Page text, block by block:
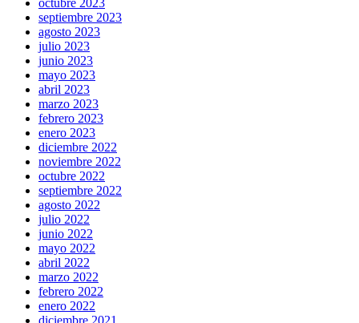
octubre 2023
septiembre 2023
agosto 2023
julio 2023
junio 2023
mayo 2023
abril 2023
marzo 2023
febrero 2023
enero 2023
diciembre 2022
noviembre 2022
octubre 2022
septiembre 2022
agosto 2022
julio 2022
junio 2022
mayo 2022
abril 2022
marzo 2022
febrero 2022
enero 2022